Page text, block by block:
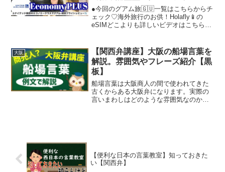
ゴールドの恩恵とプライオリティ
パスの限定ラウンジもレビュー
●今回のグアム旅🇬🇺一覧はこちらからチ
ェック♡海外旅行のお供！Holafly📱の
eSIMどこよりも詳しいビデオはこちら♡
ド:SAYOTABI)#Holafly #オラフライ
#eS...
大阪
【関西弁講座】大阪の船場言葉を
解説。雰囲気やフレーズ紹介【黒
板】
船場言葉は大阪商人の間で使われてきた
古くからある大阪弁になります。実際の
言いまわしはどのような雰囲気なのかを
【便利な日本の言葉教室】知っておきた
い【関西弁】